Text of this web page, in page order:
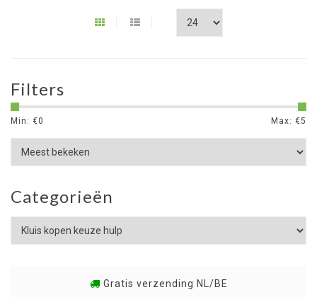
Filters
Min: €0 Max: €5
Categorieën
Gratis verzending NL/BE